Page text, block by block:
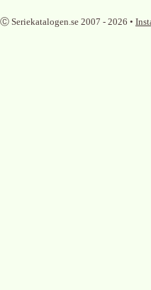
Ⓒ Seriekatalogen.se 2007 - 2026 •